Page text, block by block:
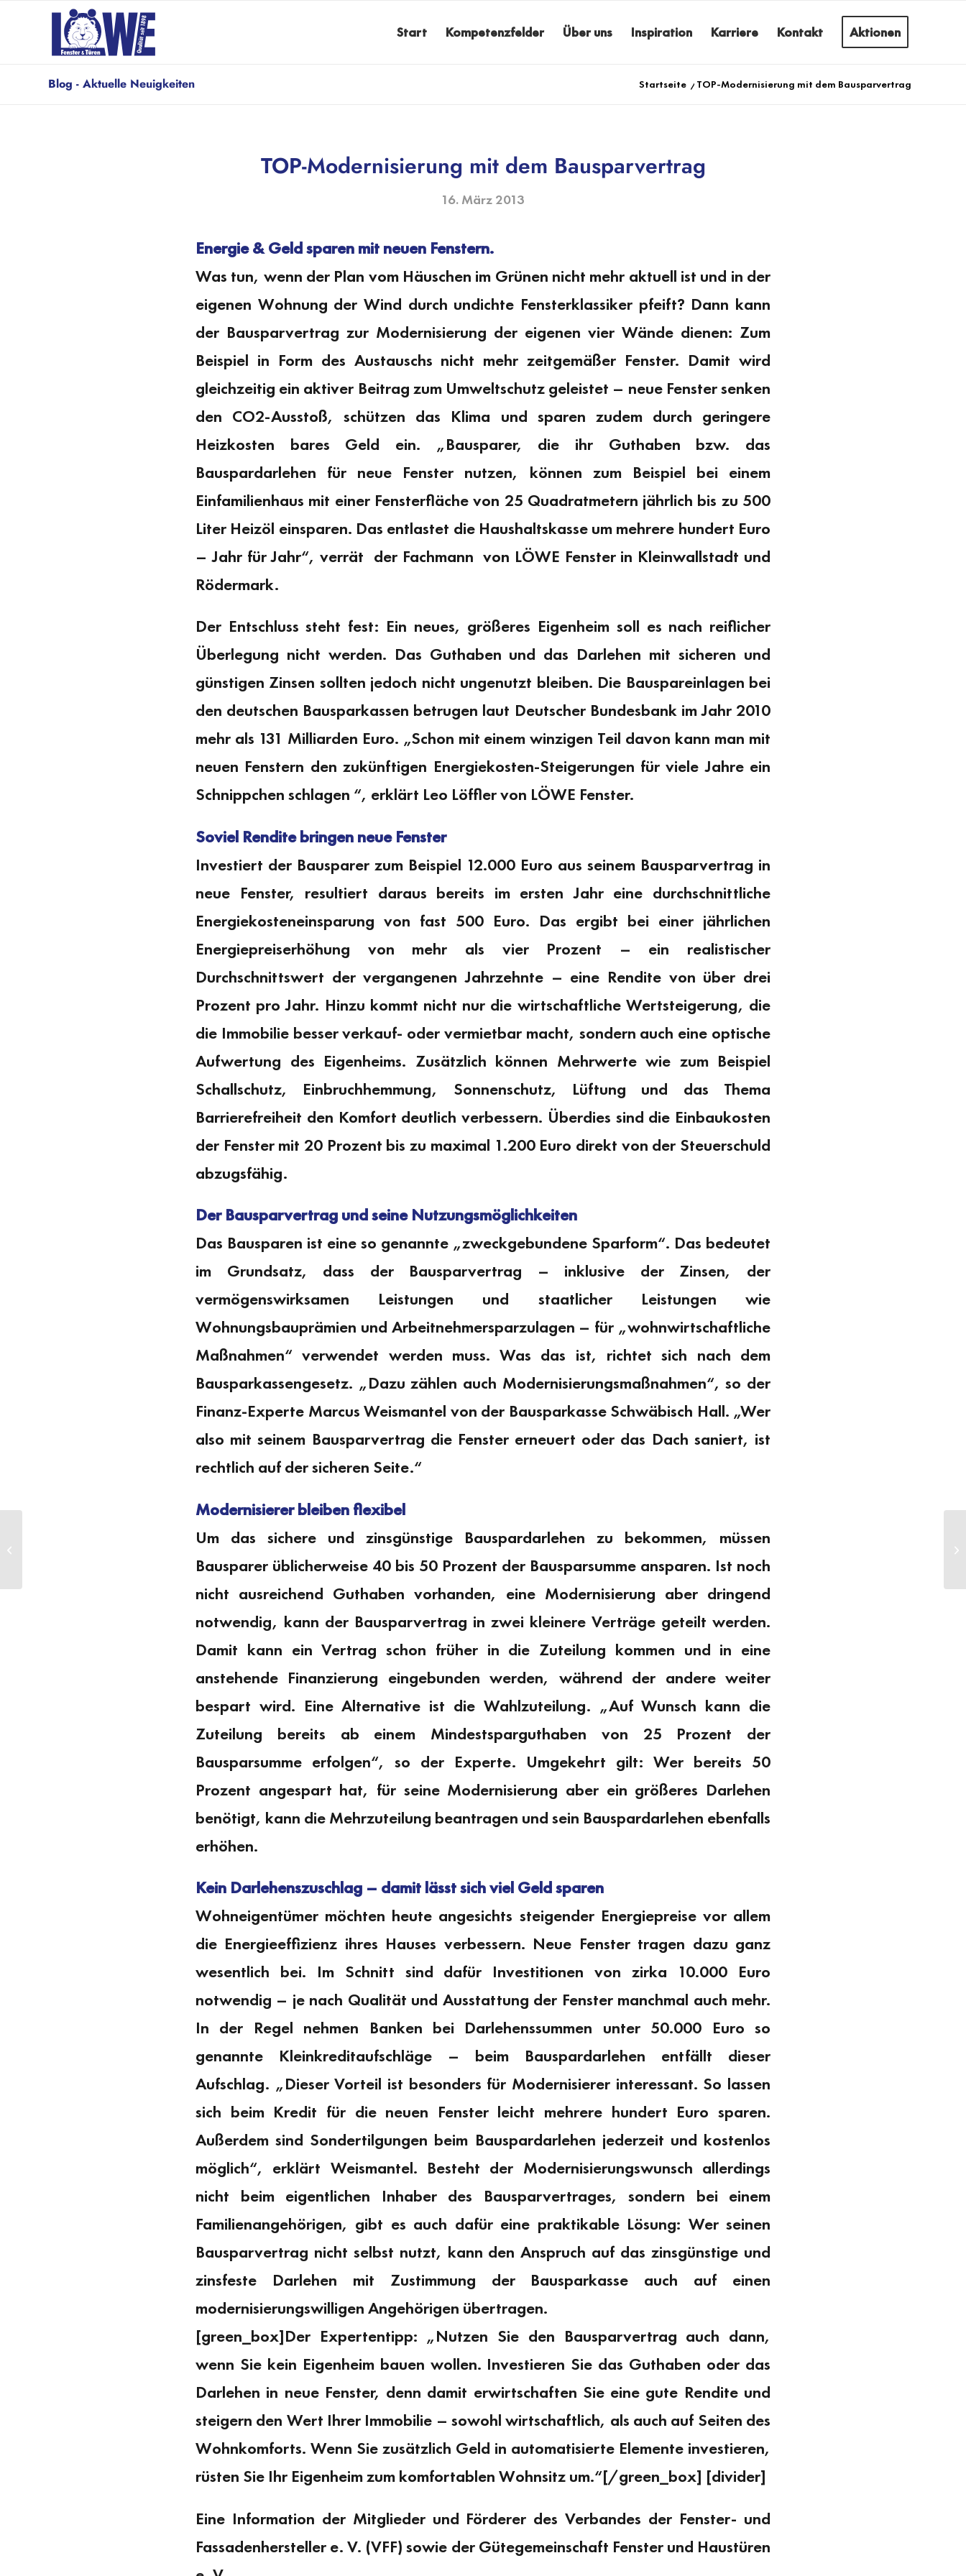
Start Kompetenzfelder Über uns Inspiration Karriere Kontakt Aktionen
Blog - Aktuelle Neuigkeiten Startseite / TOP-Modernisierung mit dem Bausparvertrag
TOP-Modernisierung mit dem Bausparvertrag
16. März 2013
Energie & Geld sparen mit neuen Fenstern.
Was tun, wenn der Plan vom Häuschen im Grünen nicht mehr aktuell ist und in der
eigenen Wohnung der Wind durch undichte Fensterklassiker pfeift? Dann kann
der Bausparvertrag zur Modernisierung der eigenen vier Wände dienen: Zum
Beispiel in Form des Austauschs nicht mehr zeitgemäßer Fenster. Damit wird
gleichzeitig ein aktiver Beitrag zum Umweltschutz geleistet – neue Fenster senken
den CO2-Ausstoß, schützen das Klima und sparen zudem durch geringere
Heizkosten bares Geld ein. „Bausparer, die ihr Guthaben bzw. das
Bauspardarlehen für neue Fenster nutzen, können zum Beispiel bei einem
Einfamilienhaus mit einer Fensterfläche von 25 Quadratmetern jährlich bis zu 500
Liter Heizöl einsparen. Das entlastet die Haushaltskasse um mehrere hundert Euro
– Jahr für Jahr“, verrät der Fachmann von LÖWE Fenster in Kleinwallstadt und
Rödermark.
Der Entschluss steht fest: Ein neues, größeres Eigenheim soll es nach reiflicher
Überlegung nicht werden. Das Guthaben und das Darlehen mit sicheren und
günstigen Zinsen sollten jedoch nicht ungenutzt bleiben. Die Bauspareinlagen bei
den deutschen Bausparkassen betrugen laut Deutscher Bundesbank im Jahr 2010
mehr als 131 Milliarden Euro. „Schon mit einem winzigen Teil davon kann man mit
neuen Fenstern den zukünftigen Energiekosten-Steigerungen für viele Jahre ein
Schnippchen schlagen “, erklärt Leo Löffler von LÖWE Fenster.
Soviel Rendite bringen neue Fenster
Investiert der Bausparer zum Beispiel 12.000 Euro aus seinem Bausparvertrag in
neue Fenster, resultiert daraus bereits im ersten Jahr eine durchschnittliche
Energiekosteneinsparung von fast 500 Euro. Das ergibt bei einer jährlichen
Energiepreiserhöhung von mehr als vier Prozent – ein realistischer
Durchschnittswert der vergangenen Jahrzehnte – eine Rendite von über drei
Prozent pro Jahr. Hinzu kommt nicht nur die wirtschaftliche Wertsteigerung, die
die Immobilie besser verkauf- oder vermietbar macht, sondern auch eine optische
Aufwertung des Eigenheims. Zusätzlich können Mehrwerte wie zum Beispiel
Schallschutz, Einbruchhemmung, Sonnenschutz, Lüftung und das Thema
Barrierefreiheit den Komfort deutlich verbessern. Überdies sind die Einbaukosten
der Fenster mit 20 Prozent bis zu maximal 1.200 Euro direkt von der Steuerschuld
abzugsfähig.
Der Bausparvertrag und seine Nutzungsmöglichkeiten
Das Bausparen ist eine so genannte „zweckgebundene Sparform“. Das bedeutet
im Grundsatz, dass der Bausparvertrag – inklusive der Zinsen, der
vermögenswirksamen Leistungen und staatlicher Leistungen wie
Wohnungsbauprämien und Arbeitnehmersparzulagen – für „wohnwirtschaftliche
Maßnahmen“ verwendet werden muss. Was das ist, richtet sich nach dem
Bausparkassengesetz. „Dazu zählen auch Modernisierungsmaßnahmen“, so der
Finanz-Experte Marcus Weismantel von der Bausparkasse Schwäbisch Hall. „Wer
also mit seinem Bausparvertrag die Fenster erneuert oder das Dach saniert, ist
rechtlich auf der sicheren Seite.“
Modernisierer bleiben flexibel
Um das sichere und zinsgünstige Bauspardarlehen zu bekommen, müssen
Bausparer üblicherweise 40 bis 50 Prozent der Bausparsumme ansparen. Ist noch
nicht ausreichend Guthaben vorhanden, eine Modernisierung aber dringend
notwendig, kann der Bausparvertrag in zwei kleinere Verträge geteilt werden.
Damit kann ein Vertrag schon früher in die Zuteilung kommen und in eine
anstehende Finanzierung eingebunden werden, während der andere weiter
bespart wird. Eine Alternative ist die Wahlzuteilung. „Auf Wunsch kann die
Zuteilung bereits ab einem Mindestsparguthaben von 25 Prozent der
Bausparsumme erfolgen“, so der Experte. Umgekehrt gilt: Wer bereits 50
Prozent angespart hat, für seine Modernisierung aber ein größeres Darlehen
benötigt, kann die Mehrzuteilung beantragen und sein Bauspardarlehen ebenfalls
erhöhen.
Kein Darlehenszuschlag – damit lässt sich viel Geld sparen
Wohneigentümer möchten heute angesichts steigender Energiepreise vor allem
die Energieeffizienz ihres Hauses verbessern. Neue Fenster tragen dazu ganz
wesentlich bei. Im Schnitt sind dafür Investitionen von zirka 10.000 Euro
notwendig – je nach Qualität und Ausstattung der Fenster manchmal auch mehr.
In der Regel nehmen Banken bei Darlehenssummen unter 50.000 Euro so
genannte Kleinkreditaufschläge – beim Bauspardarlehen entfällt dieser
Aufschlag. „Dieser Vorteil ist besonders für Modernisierer interessant. So lassen
sich beim Kredit für die neuen Fenster leicht mehrere hundert Euro sparen.
Außerdem sind Sondertilgungen beim Bauspardarlehen jederzeit und kostenlos
möglich“, erklärt Weismantel. Besteht der Modernisierungswunsch allerdings
nicht beim eigentlichen Inhaber des Bausparvertrages, sondern bei einem
Familienangehörigen, gibt es auch dafür eine praktikable Lösung: Wer seinen
Bausparvertrag nicht selbst nutzt, kann den Anspruch auf das zinsgünstige und
zinsfeste Darlehen mit Zustimmung der Bausparkasse auch auf einen
modernisierungswilligen Angehörigen übertragen.
[green_box]Der Expertentipp: „Nutzen Sie den Bausparvertrag auch dann,
wenn Sie kein Eigenheim bauen wollen. Investieren Sie das Guthaben oder das
Darlehen in neue Fenster, denn damit erwirtschaften Sie eine gute Rendite und
steigern den Wert Ihrer Immobilie – sowohl wirtschaftlich, als auch auf Seiten des
Wohnkomforts. Wenn Sie zusätzlich Geld in automatisierte Elemente investieren,
rüsten Sie Ihr Eigenheim zum komfortablen Wohnsitz um.“[/green_box] [divider]
Eine Information der Mitglieder und Förderer des Verbandes der Fenster- und
Fassadenhersteller e. V. (VFF) sowie der Gütegemeinschaft Fenster und Haustüren